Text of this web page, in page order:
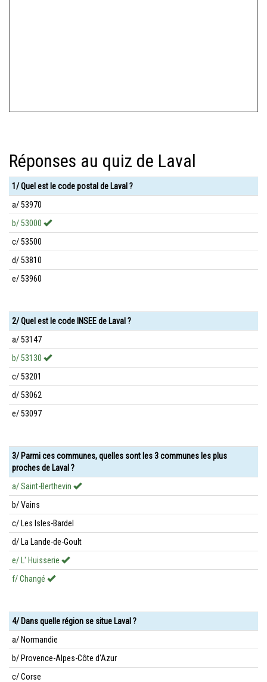
Réponses au quiz de Laval
1/ Quel est le code postal de Laval ?
a/ 53970
b/ 53000
c/ 53500
d/ 53810
e/ 53960
2/ Quel est le code INSEE de Laval ?
a/ 53147
b/ 53130
c/ 53201
d/ 53062
e/ 53097
3/ Parmi ces communes, quelles sont les 3 communes les plus
proches de Laval ?
a/ Saint-Berthevin
b/ Vains
c/ Les Isles-Bardel
d/ La Lande-de-Goult
e/ L' Huisserie
f/ Changé
4/ Dans quelle région se situe Laval ?
a/ Normandie
b/ Provence-Alpes-Côte d'Azur
c/ Corse